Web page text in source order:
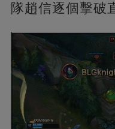
隊趙信逐個擊破